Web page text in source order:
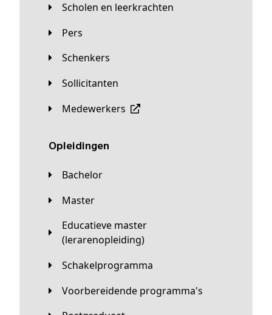
Scholen en leerkrachten
Pers
Schenkers
Sollicitanten
Medewerkers
Opleidingen
Bachelor
Master
Educatieve master
(lerarenopleiding)
Schakelprogramma
Voorbereidende programma's